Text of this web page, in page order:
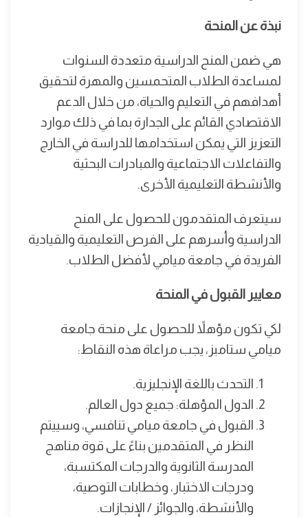
نبذة عن المنحة
هي ضمن المنح الدراسية متعددة السنوات
لمساعدة الطلاب المتحمسين والمهرة لتحقيق
أهدافهم في التعليم والحياة، من خلال الدعم
الاقتصادي القائم على الجدارة بما في ذلك موارد
التعزيز التي يمكن استخدامها للدراسة في الخارج
والتفاعلات الاجتماعية والمبادرات البحثية
والأنشطة التعليمية الأخرى.
سيتعرف المتقدمون للحصول على المنح
الدراسية وأسرهم على الفرص التعليمية والقيادية
الفريدة في جامعة ميامي لأفضل الطلاب.
معايير القبول في المنحة
لكي تكون مؤهلاً للحصول على منحة جامعة
ميامي ستامبز، يجب مراعاة هذه النقاط:
التحدث باللغة الإنجليزية.
الدول المؤهلة: جميع دول العالم.
القبول في جامعة ميامي تنافسي، وسييتم
النظر في المتقدمين بناءً على قوة مناهج
المدرسة الثانوية والدرجات المكتسبة،
ودرجات الاختبار، وخطابات التوصية،
والأنشطة، والجوائز / الإنجازات.